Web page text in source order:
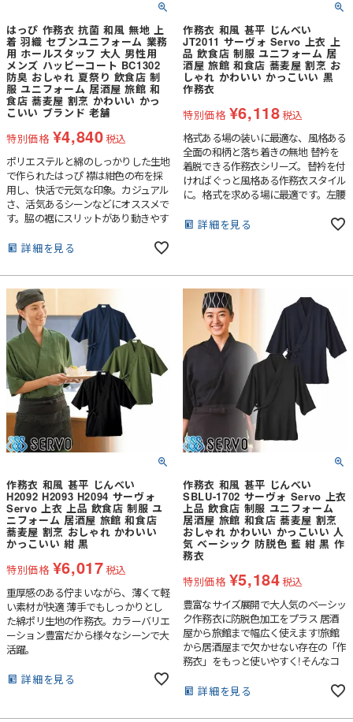
はっぴ 作務衣 抗菌 和風 無地 上
着 羽織 セブンユニフォーム 業務
用 ホールスタッフ 大人 男性用
メンズ ハッピーコート BC1302
防臭 おしゃれ 夏祭り 飲食店 制
服 ユニフォーム 居酒屋 旅館 和
食店 蕎麦屋 割烹 かわいい かっ
こいい ブランド 老舗
特別価格 ¥4,840税込
ポリエステルと綿のしっかりした生地
で作られたはっぴ 襟は紺色の布を採
用し、快活で元気な印象。カジュアル
さ、活気あるシーンなどにオススメで
す。脇の裾にスリットがあり動きやす
詳細を見る
作務衣 和風 甚平 じんべい
JT2011 サーヴォ Servo 上衣 上
品 飲食店 制服 ユニフォーム 居
酒屋 旅館 和食店 蕎麦屋 割烹 お
しゃれ かわいい かっこいい 黒
作務衣
特別価格 ¥6,118税込
格式ある場の装いに最適な、風格ある
全面の和柄と落ち着きの無地 替衿を
着脱できる作務衣シリーズ。替衿を付
ければぐっと風格ある作務衣スタイル
に。格式を求める場に最適です。左腰
詳細を見る
作務衣 和風 甚平 じんべい
H2092 H2093 H2094 サーヴォ
Servo 上衣 上品 飲食店 制服 ユ
ニフォーム 居酒屋 旅館 和食店
蕎麦屋 割烹 おしゃれ かわいい
かっこいい 紺 黒
特別価格 ¥6,017税込
重厚感のある佇まいながら、薄くて軽
い素材が快適 薄手でもしっかりとし
た綿ポリ生地の作務衣。カラーバリエ
ーション豊富だから様々なシーンで大
活躍。
詳細を見る
作務衣 和風 甚平 じんべい
SBLU-1702 サーヴォ Servo 上衣
上品 飲食店 制服 ユニフォーム
居酒屋 旅館 和食店 蕎麦屋 割烹
おしゃれ かわいい かっこいい 人
気 ベーシック 防脱色 藍 紺 黒 作
務衣
特別価格 ¥5,184税込
豊富なサイズ展開で大人気のベーシッ
ク作務衣に防脱色加工をプラス 居酒
屋から旅館まで幅広く使えます!旅館
から居酒屋まで欠かせない存在の「作
務衣」をもっと使いやすく!そんなコ
詳細を見る